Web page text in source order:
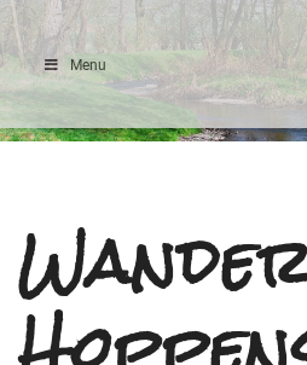
Menu